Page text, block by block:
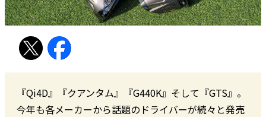
『Qi4D』『クアンタム』『G440K』そして『GTS』。
今年も各メーカーから話題のドライバーが続々と発売